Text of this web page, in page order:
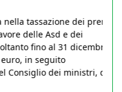
tassazione dei premi
delle Asd e dei
fino al 31 dicembre
in seguito
dei ministri, del